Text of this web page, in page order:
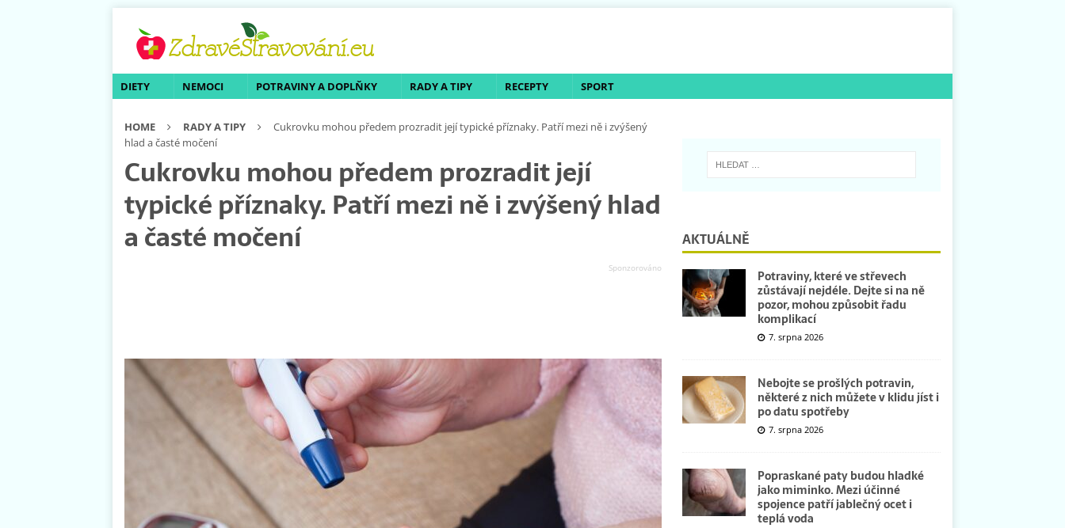
DIETY NEMOCI POTRAVINY A DOPLŇKY RADY A TIPY RECEPTY SPORT
HOME RADY A TIPY
Cukrovku mohou předem prozradit její typické příznaky. Patří mezi ně i zvýšený
hlad a časté močení
Cukrovku mohou předem prozradit její
typické příznaky. Patří mezi ně i zvýšený hlad
a časté močení AKTUÁLNĚ
Potraviny, které ve střevech
zůstávají nejdéle. Dejte si na ně
pozor, mohou způsobit řadu
komplikací
7. srpna 2026
Nebojte se prošlých potravin,
některé z nich můžete v klidu jíst i
po datu spotřeby
7. srpna 2026
Popraskané paty budou hladké
jako miminko. Mezi účinné
spojence patří jablečný ocet i
teplá voda